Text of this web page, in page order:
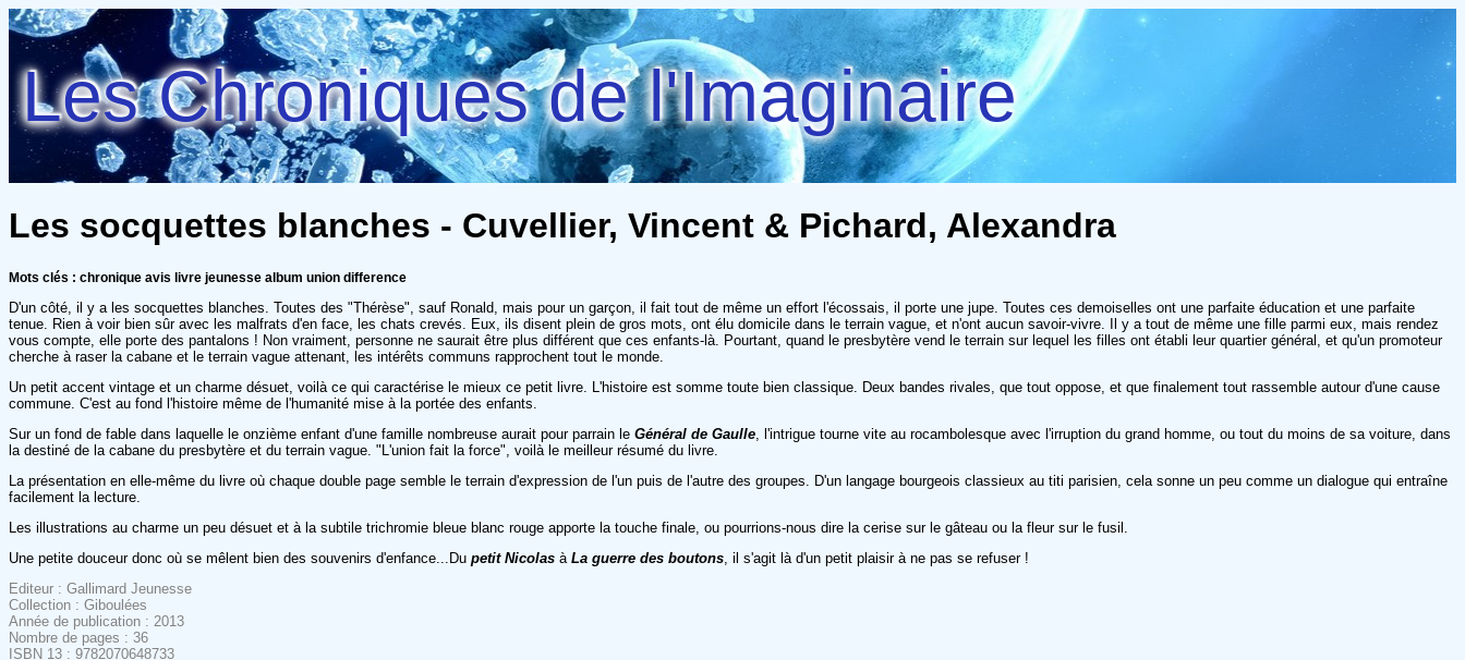
Les Chroniques de l'Imaginaire
Les socquettes blanches - Cuvellier, Vincent & Pichard, Alexandra
Mots clés : chronique avis livre jeunesse album union difference
D'un côté, il y a les socquettes blanches. Toutes des "Thérèse", sauf Ronald, mais pour un garçon, il fait tout de même un effort l'écossais, il porte une jupe. Toutes ces demoiselles ont une parfaite éducation et une parfaite
tenue. Rien à voir bien sûr avec les malfrats d'en face, les chats crevés. Eux, ils disent plein de gros mots, ont élu domicile dans le terrain vague, et n'ont aucun savoir-vivre. Il y a tout de même une fille parmi eux, mais rendez
vous compte, elle porte des pantalons ! Non vraiment, personne ne saurait être plus différent que ces enfants-là. Pourtant, quand le presbytère vend le terrain sur lequel les filles ont établi leur quartier général, et qu'un promoteur
cherche à raser la cabane et le terrain vague attenant, les intérêts communs rapprochent tout le monde.
Un petit accent vintage et un charme désuet, voilà ce qui caractérise le mieux ce petit livre. L'histoire est somme toute bien classique. Deux bandes rivales, que tout oppose, et que finalement tout rassemble autour d'une cause
commune. C'est au fond l'histoire même de l'humanité mise à la portée des enfants.
Sur un fond de fable dans laquelle le onzième enfant d'une famille nombreuse aurait pour parrain le Général de Gaulle , l'intrigue tourne vite au rocambolesque avec l'irruption du grand homme, ou tout du moins de sa voiture, dans
la destiné de la cabane du presbytère et du terrain vague. "L'union fait la force", voilà le meilleur résumé du livre.
La présentation en elle-même du livre où chaque double page semble le terrain d'expression de l'un puis de l'autre des groupes. D'un langage bourgeois classieux au titi parisien, cela sonne un peu comme un dialogue qui entraîne
facilement la lecture.
Les illustrations au charme un peu désuet et à la subtile trichromie bleue blanc rouge apporte la touche finale, ou pourrions-nous dire la cerise sur le gâteau ou la fleur sur le fusil.
Une petite douceur donc où se mêlent bien des souvenirs d'enfance...Du petit Nicolas à La guerre des boutons , il s'agit là d'un petit plaisir à ne pas se refuser !
Editeur : Gallimard Jeunesse
Collection : Giboulées
Année de publication : 2013
Nombre de pages : 36
ISBN 13 : 9782070648733